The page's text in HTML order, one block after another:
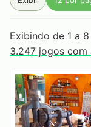
Rocca
Serra da Campanha
Serra Do Papagaio
Tabaquito
Vale do Jacu
Exibindo de 1 a
3.247 jogos com